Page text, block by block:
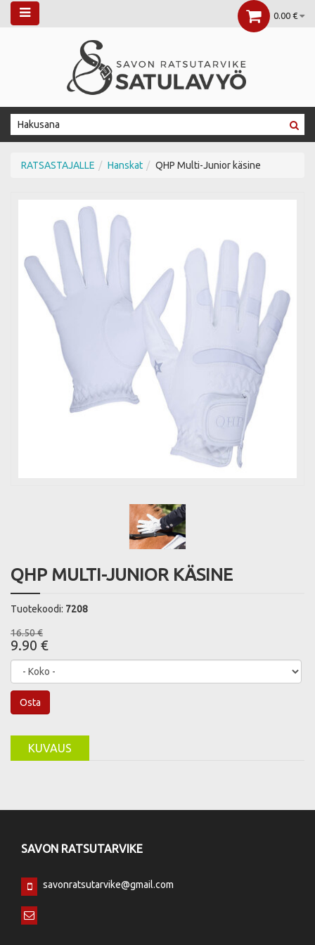
0.00 €
RATSASTAJALLE Hanskat QHP Multi-Junior käsine
QHP MULTI-JUNIOR KÄSINE
Tuotekoodi: 7208
16.50 €
9.90 €
Osta
KUVAUS
SAVON RATSUTARVIKE
savonratsutarvike@gmail.com